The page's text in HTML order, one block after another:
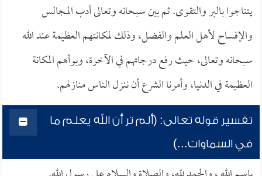
يتناجوا بالبر والتقوى. ثم بين سبحانه وتعالى أدب المجالس
والإفساح لأهل العلم والفضل، وذلك لمكانتهم العظيمة عند الله
سبحانه وتعالى، حيث رفع درجاتهم في الآخرة، وبوأهم المكانة
العظيمة في الدنيا، وأمرنا الشرع أن ننزل الناس منازلهم.
تفسير قوله تعالى: (ألم تر أن الله يعلم ما
في السماوات...)